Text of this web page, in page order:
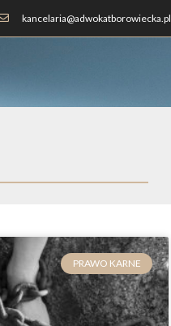
kancelaria@adwokatborowiecka.pl
PRAWO KARNE